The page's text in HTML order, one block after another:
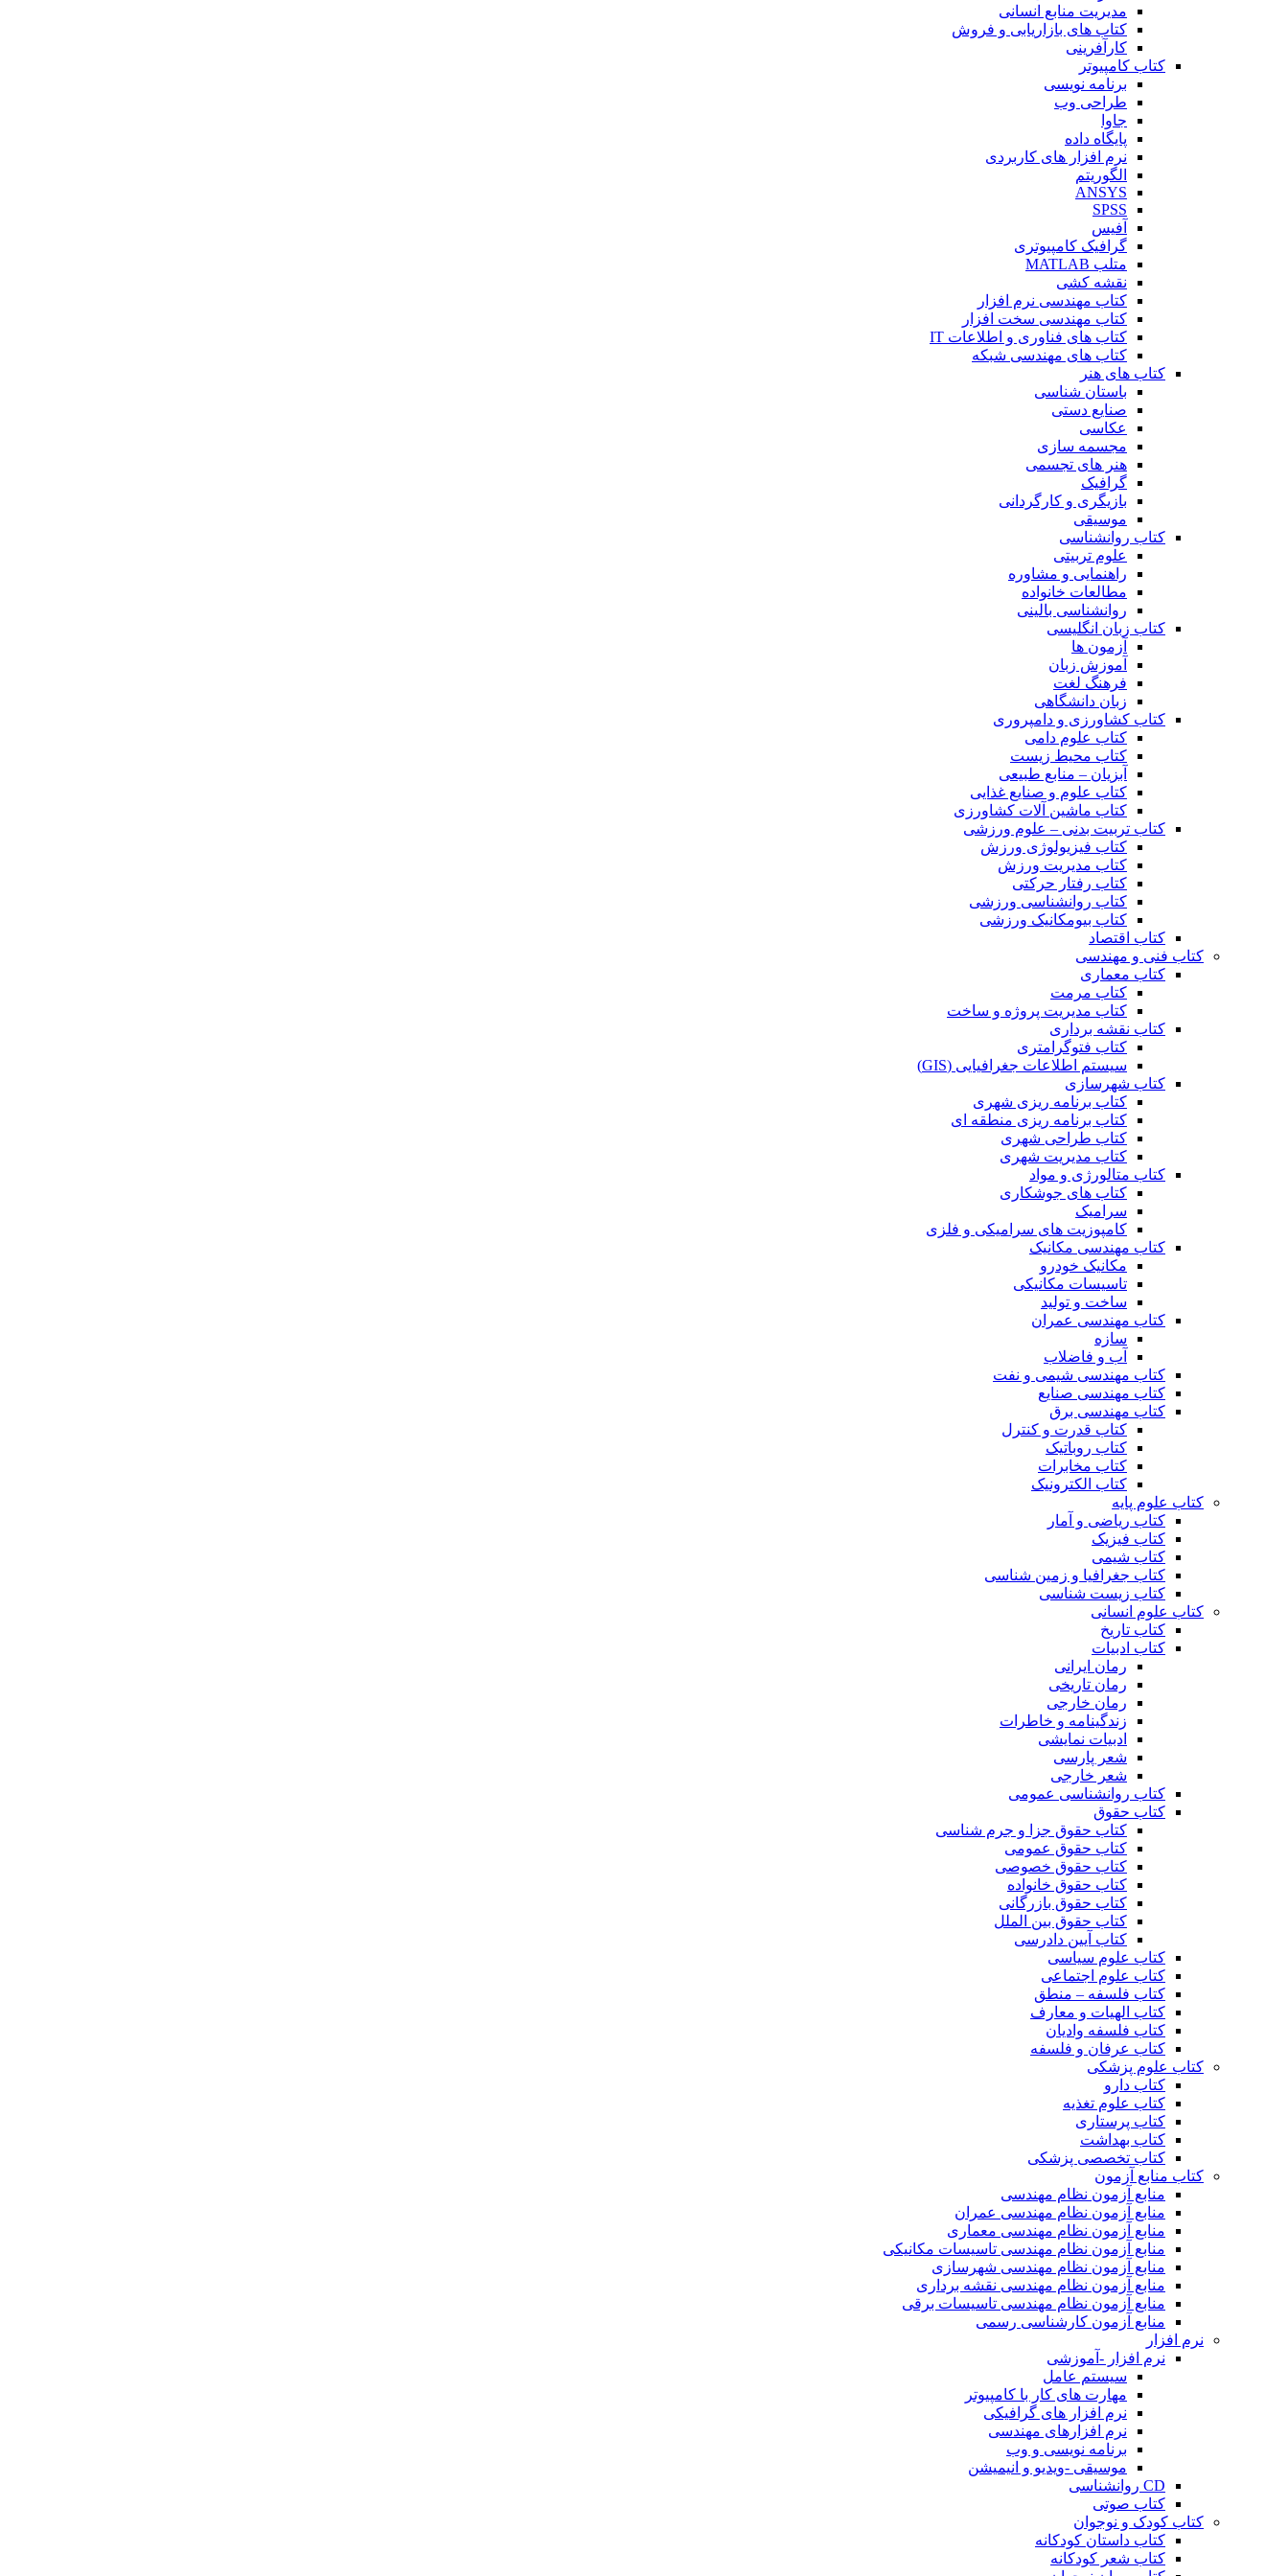
مدیریت منابع انسانی
کتاب های بازاریابی و فروش
کارآفرینی
کتاب کامپیوتر
برنامه نویسی
طراحی وب
جاوا
پایگاه داده
نرم افزار های کاربردی
الگوریتم
ANSYS
SPSS
آفیس
گرافیک کامپیوتری
متلب MATLAB
نقشه کشی
کتاب مهندسی نرم افزار
کتاب مهندسی سخت افزار
کتاب های فناوری و اطلاعات IT
کتاب های مهندسی شبکه
کتاب های هنر
باستان شناسی
صنایع دستی
عکاسی
مجسمه سازی
هنر های تجسمی
گرافیک
بازیگری و کارگردانی
موسیقی
کتاب روانشناسی
علوم تربیتی
راهنمایی و مشاوره
مطالعات خانواده
روانشناسی بالینی
کتاب زبان انگلیسی
آزمون ها
آموزش زبان
فرهنگ لغت
زبان دانشگاهی
کتاب کشاورزی و دامپروری
کتاب علوم دامی
کتاب محیط زیست
آبزیان – منابع طبیعی
کتاب علوم و صنایع غذایی
کتاب ماشین آلات کشاورزی
کتاب تربیت بدنی – علوم ورزشی
کتاب فیزیولوژی ورزش
کتاب مدیریت ورزش
کتاب رفتار حرکتی
کتاب روانشناسی ورزشی
کتاب بیومکانیک ورزشی
کتاب اقتصاد
کتاب فنی و مهندسی
کتاب معماری
کتاب مرمت
کتاب مدیریت پروژه و ساخت
کتاب نقشه برداری
کتاب فتوگرامتری
سیستم اطلاعات جغرافیایی (GIS)
کتاب شهرسازی
کتاب برنامه ریزی شهری
کتاب برنامه ریزی منطقه ای
کتاب طراحی شهری
کتاب مدیریت شهری
کتاب متالورژی و مواد
کتاب های جوشکاری
سرامیک
کامپوزیت های سرامیکی و فلزی
کتاب مهندسی مکانیک
مکانیک خودرو
تاسیسات مکانیکی
ساخت و تولید
کتاب مهندسی عمران
سازه
آب و فاضلاب
کتاب مهندسی شیمی و نفت
کتاب مهندسی صنایع
کتاب مهندسی برق
کتاب قدرت و کنترل
کتاب روباتیک
کتاب مخابرات
کتاب الکترونیک
کتاب علوم پایه
کتاب ریاضی و آمار
کتاب فیزیک
کتاب شیمی
کتاب جغرافیا و زمین شناسی
کتاب زیست شناسی
کتاب علوم انسانی
کتاب تاریخ
کتاب ادبیات
رمان ایرانی
رمان تاریخی
رمان خارجی
زندگینامه و خاطرات
ادبیات نمایشی
شعر پارسی
شعر خارجی
کتاب روانشناسی عمومی
کتاب حقوق
کتاب حقوق جزا و جرم شناسی
کتاب حقوق عمومی
کتاب حقوق خصوصی
کتاب حقوق خانواده
کتاب حقوق بازرگانی
کتاب حقوق بین الملل
کتاب آیین دادرسی
کتاب علوم سیاسی
کتاب علوم اجتماعی
کتاب فلسفه – منطق
کتاب الهیات و معارف
کتاب فلسفه وادیان
کتاب عرفان و فلسفه
کتاب علوم پزشکی
کتاب دارو
کتاب علوم تغذیه
کتاب پرستاری
کتاب بهداشت
کتاب تخصصی پزشکی
کتاب منابع آزمون
منابع آزمون نظام مهندسی
منابع آزمون نظام مهندسی عمران
منابع آزمون نظام مهندسی معماری
منابع آزمون نظام مهندسی تاسیسات مکانیکی
منابع آزمون نظام مهندسی شهرسازی
منابع آزمون نظام مهندسی نقشه برداری
منابع آزمون نظام مهندسی تاسیسات برقی
منابع آزمون کارشناسی رسمی
نرم افزار
نرم افزار -آموزشی
سیستم عامل
مهارت های کار با کامپیوتر
نرم افزار های گرافیکی
نرم افزارهای مهندسی
برنامه نویسی و وب
موسیقی -ویدیو و انیمیشن
CD روانشناسی
کتاب صوتی
کتاب کودک و نوجوان
کتاب داستان کودکانه
کتاب شعر کودکانه